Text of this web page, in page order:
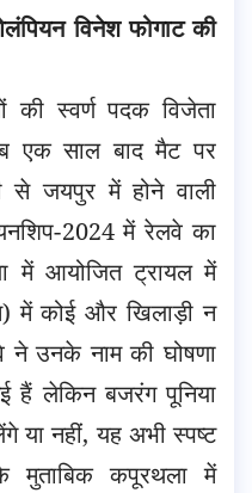
विनेश फोगाट की
स्वर्ण पदक विजेता
एक साल बाद मैट पर
से जयपुर में होने वाली
2024 में रेलवे का
में आयोजित ट्रायल में
में कोई और खिलाड़ी न
उनके नाम की घोषणा
हैं लेकिन बजरंग पूनिया
या नहीं, यह अभी स्पष्ट
मुताबिक कपूरथला में